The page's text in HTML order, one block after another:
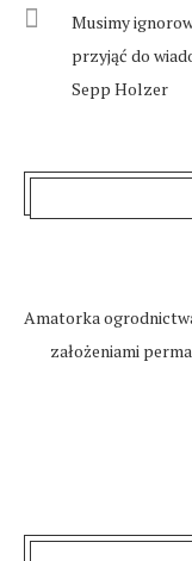
Musimy
przyjąć do
Sepp Holzer
Amatorka
założeniami